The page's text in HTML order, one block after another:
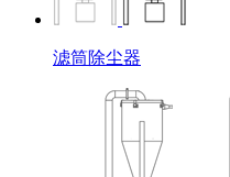
滤筒除尘器